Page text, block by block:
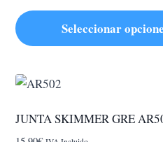
hasta
4,50€
Seleccionar
producto
tiene
múltiples
JUNTA SKIMMER GRE